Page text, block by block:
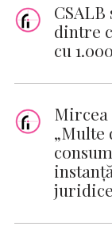
dintre
cu
Mircea
„Multe